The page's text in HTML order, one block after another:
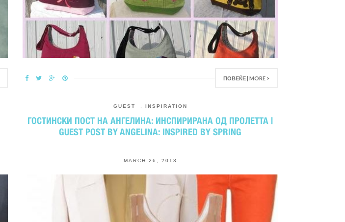
ПОВЕЌЕ | MORE >
GUEST INSPIRATION
ГОСТИНСКИ ПОСТ НА АНГЕЛИНА: ИНСПИРИРАНА ОД ПРОЛЕТТА |
GUEST POST BY ANGELINA: INSPIRED BY SPRING
MARCH 26, 2013